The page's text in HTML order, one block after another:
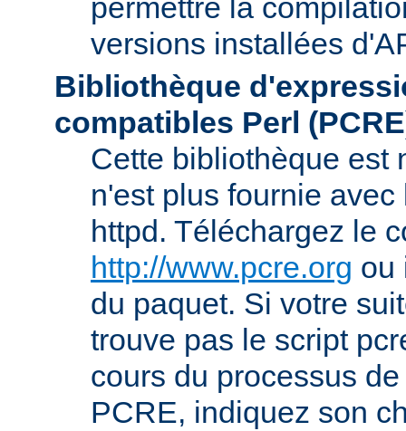
permettre la
versions installées
Bibliothèque
compatibles Perl
Cette bibliothèque est
n'est plus fournie
httpd. Téléchargez le
http://www.pcre.org ou
du paquet. Si votre
trouve pas le script
cours du processus
PCRE, indiquez son